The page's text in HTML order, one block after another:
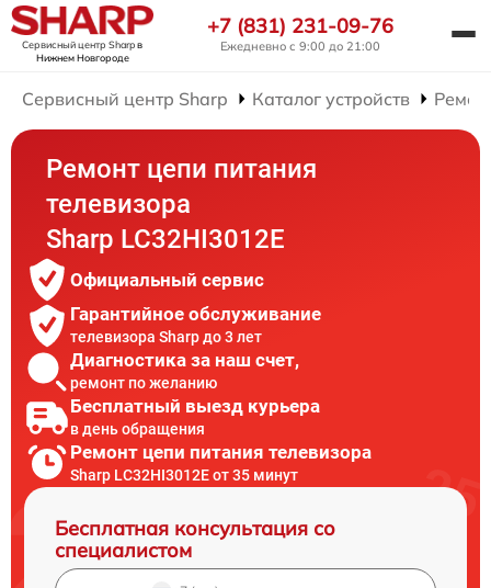
Сервисный центр Sharpв
Нижнем Новгороде
+7 (831) 231-09-76
Ежедневно с 9:00 до 21:00
Сервисный центр Sharp Каталог устройств
Ремонт цепи питания
телевизора
Sharp LC32HI3012E
Официальный сервис
Гарантийное обслуживание
телевизора Sharp до 3 лет
Диагностика за наш счет,
ремонт по желанию
Бесплатный выезд курьера
в день обращения
Ремонт цепи питания телевизора
Sharp LC32HI3012E от 35 минут
Бесплатная консультация со
специалистом